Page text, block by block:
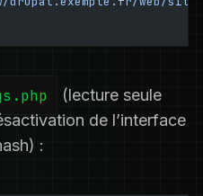
(lecture seule
de l’interface
: